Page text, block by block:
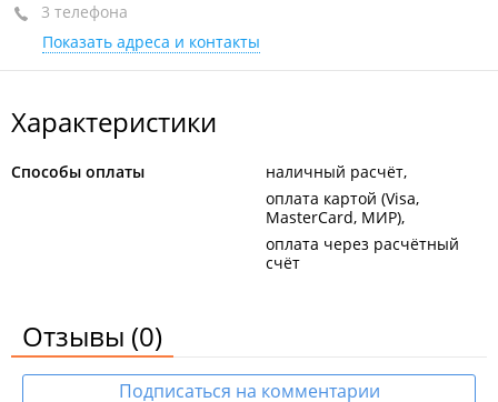
3 телефона
Показать адреса и контакты
Характеристики
Способы оплаты
наличный расчёт
оплата картой (Visa,
MasterCard, МИР)
оплата через расчётный
счёт
Отзывы (0)
Подписаться на комментарии